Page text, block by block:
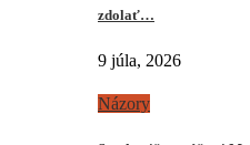
zdolať…
9 júla, 2026
Názory